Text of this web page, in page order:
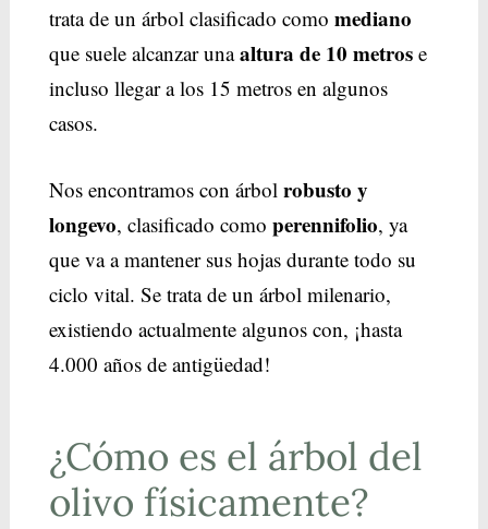
trata de un árbol clasificado como mediano
que suele alcanzar unaaltura de 10 metrose
incluso llegar a los 15 metros en algunos
casos.
Nos encontramos con árbol robusto y
longevo, clasificado como perennifolio, ya
que va a mantener sus hojas durante todo su
ciclo vital. Se trata de un árbol milenario,
existiendo actualmente algunos con, ¡hasta
4.000 años de antigüedad!
¿Cómo es el árbol del
olivo físicamente?